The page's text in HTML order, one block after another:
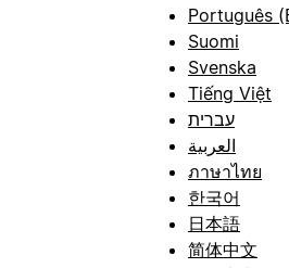
Português
Suomi
Svenska
Tiếng Việt
עברית
العربية
ภาษาไทย
한국어
日本語
简体中文